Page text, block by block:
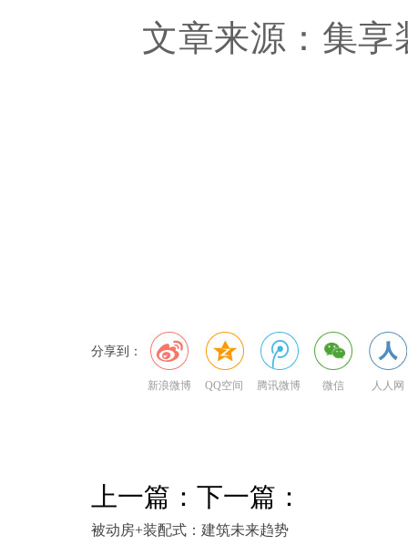
文章来源：集享
分享到：
新浪微博 QQ空间 腾讯微博 微信 人人网
上一篇：
被动房+装配式：建筑未来趋势
下一篇：